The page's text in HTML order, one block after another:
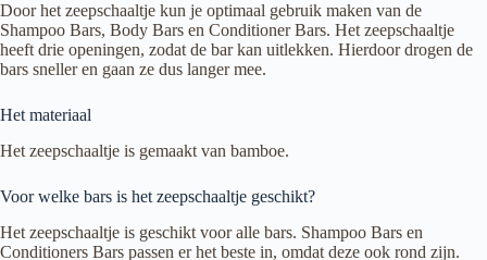
Door het zeepschaaltje kun je optimaal gebruik maken van de
Shampoo Bars, Body Bars en Conditioner Bars. Het zeepschaaltje
heeft drie openingen, zodat de bar kan uitlekken. Hierdoor drogen de
bars sneller en gaan ze dus langer mee.
Het materiaal
Het zeepschaaltje is gemaakt van bamboe.
Voor welke bars is het zeepschaaltje geschikt?
Het zeepschaaltje is geschikt voor alle bars. Shampoo Bars en
Conditioners Bars passen er het beste in, omdat deze ook rond zijn.